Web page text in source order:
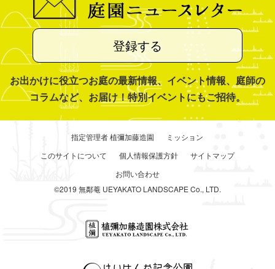
登録する
お出かけに役立つお庭の最新情報、イベント情報、庭師の
コラムなど、お届け！特別イベントにもご招待。
指定管理者 植彌加藤造園
ミッション
このサイトについて
個人情報保護方針
サイトマップ
お問い合わせ
©2019 無鄰菴 UEYAKATO LANDSCAPE Co., LTD.